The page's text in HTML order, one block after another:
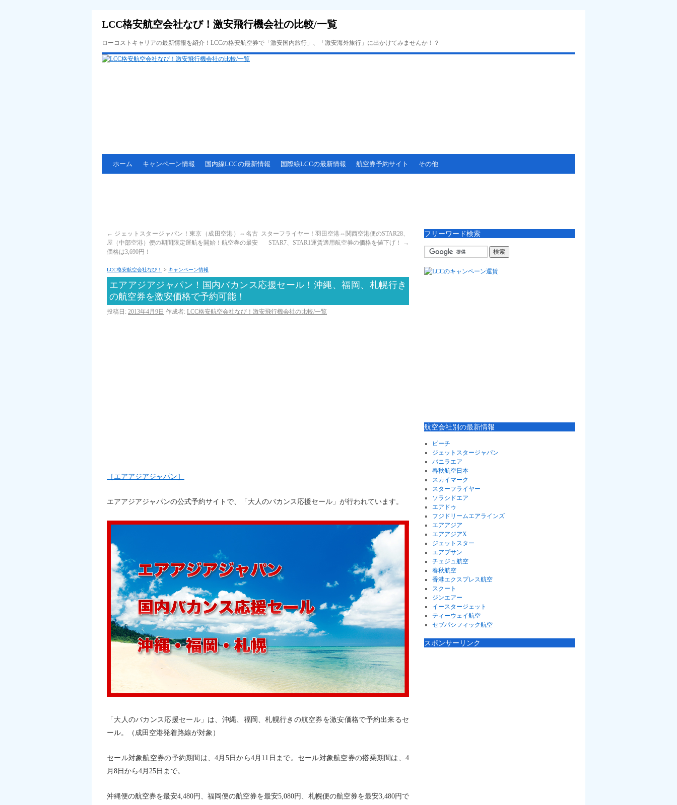
LCC格安航空会社なび！激安飛行機会社の比較/一覧
ローコストキャリアの最新情報を紹介！LCCの格安航空券で「激安国内旅行」、「激安海外旅行」に出かけてみませんか！？
ホーム キャンペーン情報 国内線LCCの最新情報 国際線LCCの最新情報 航空券予約サイト その他
← ジェットスタージャパン！東京（成田空港）⇔名古
屋（中部空港）便の期間限定運航を開始！航空券の最安
価格は3,690円！
スターフライヤー！羽田空港⇔関西空港便のSTAR28、
STAR7、STAR1運賃適用航空券の価格を値下げ！
→
LCC格安航空会社なび！ > キャンペーン情報
エアアジアジャパン！国内バカンス応援セール！沖縄、福岡、札幌行き
の航空券を激安価格で予約可能！
投稿日: 2013年4月9日 作成者: LCC格安航空会社なび！激安飛行機会社の比較/一覧
［エアアジアジャパン］
エアアジアジャパンの公式予約サイトで、「大人のバカンス応援セール」が行われています。
「大人のバカンス応援セール」は、沖縄、福岡、札幌行きの航空券を激安価格で予約出来るセ
ール。（成田空港発着路線が対象）
セール対象航空券の予約期間は、4月5日から4月11日まで。セール対象航空券の搭乗期間は、4
月8日から4月25日まで。
沖縄便の航空券を最安4,480円、福岡便の航空券を最安5,080円、札幌便の航空券を最安3,480円で
フリーワード検索
航空会社別の最新情報
ピーチ
ジェットスタージャパン
バニラエア
春秋航空日本
スカイマーク
スターフライヤー
ソラシドエア
エアドゥ
フジドリームエアラインズ
エアアジア
エアアジアX
ジェットスター
エアプサン
チェジュ航空
春秋航空
香港エクスプレス航空
スクート
ジンエアー
イースタージェット
ティーウェイ航空
セブパシフィック航空
スポンサーリンク